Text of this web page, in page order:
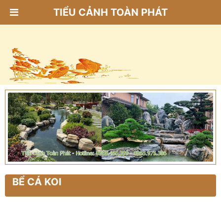
TIỂU CẢNH TOÀN PHÁT
BỂ CÁ KOI